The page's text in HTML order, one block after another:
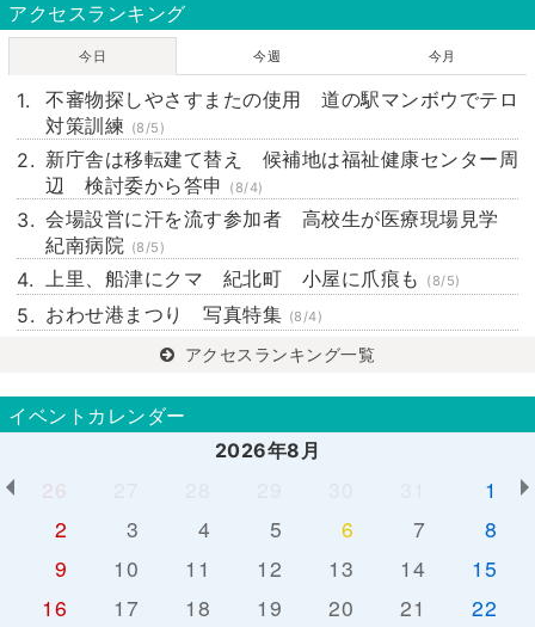
アクセスランキング
今日 今週 今月
不審物探しやさすまたの使用 道の駅マンボウでテロ
対策訓練 (8/5)
新庁舎は移転建て替え 候補地は福祉健康センター周
辺 検討委から答申
(8/4)
会場設営に汗を流す参加者 高校生が医療現場見学
紀南病院 (8/5)
上里、船津にクマ 紀北町 小屋に爪痕も (8/5)
おわせ港まつり 写真特集 (8/4)
アクセスランキング一覧
イベントカレンダー
2026年8月
26
1
2
3 4 5 6 7
8
9
10 11 12 13 14
15
16
17 18 19 20 21
22